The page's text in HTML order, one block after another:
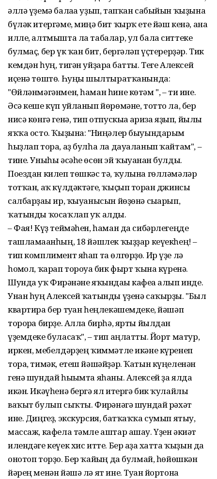
әллә үҙемә балаға уҙып, тапҡан сабыйын ҡыҙына
бүләк итергәме, миңә бит ҡырҡ ете йәш кенә, ана
илле, алтмышта ла табалар, ул бала ситтеке
булмаҫ, бер үк ҡан бит, бергәләп үҫтерерҙәр. Тик
кемдән һуң, тигән уйҙарға батты. Теге Алексей
иҫенә төштө. Һуңғы шыл­тыратҡанында:
"Өйләнмә­гәнмен, һаман һине көтәм ", – ти ине.
Әсә кеше күп уйланып йөрөмәне, тотто ла, бер
нисә көнгә генә, тип отпускыға ғариза яҙып, йылы
яҡҡа осто. Ҡыҙына: "Ниңәлер быуындарым
һыҙлап тора, аҙ булһа ла дауаланып ҡайтам", –
тине. Уныһы әсәһе өсөн эй ҡыуанған булды.
Поездан килеп төшкәс тә, ҡулына гөлләмәләр
тотҡан, аҡ күлдәктәге, ҡыҫып торған джинсы
салбарҙағы ир, ҡыуанысын йөҙөнә сығарып,
ҡатынды ҡосаҡлап уҡ алды.
– Фая! Күҙ теймәһен, һаман да сибәрлегеңде
ташламағанһың, 18 йәшлек ҡыҙҙар кеүекһең! –
тип комплимент яһап та өлгөрҙө. Ир үҙе лә
һомғол, ҡарап тороуға бик фырт ҡына күренә.
Шунда уҡ Фирғәнәне яҡындағы кафеға алып инде.
Унан һуң Алексей ҡатынды үҙенә саҡырҙы. "Был
квартира бер туған һеңлекәшемдеке, йәшәп
торорға бирҙе. Алла бирһә, ярты йылдан
үҙемдеке буласаҡ", – тип аңлатты. Йорт матур,
иркен, мебелдәрҙең ҡиммәтле икәне күренеп
тора, тимәк, етеш йәшәйҙәр. Ҡатын күңеленән
генә шундай һығымта яһаны. Алексей ҙа ялда
икән. Икәүһенә бергә ял итергә бик ҡулайлы
ваҡыт булып сыҡты. Фирғәнәгә шундай рәхәт
ине. Диңгеҙ, экскурсия, батҡаҡҡа сумып ятыу,
массаж, кафела тәмле аштар ашау. Үҙен әкиәт
илендәге кеүек хис итте. Бер аҙға хатта ҡыҙын да
онотоп торҙо. Бер ҡайғың да булмай, һөйөшкән
йәрең менән йәшә лә ят ине. Туған йортона